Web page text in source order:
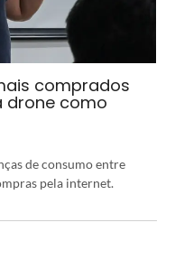
comprados
drone como
de consumo entre
pela internet.